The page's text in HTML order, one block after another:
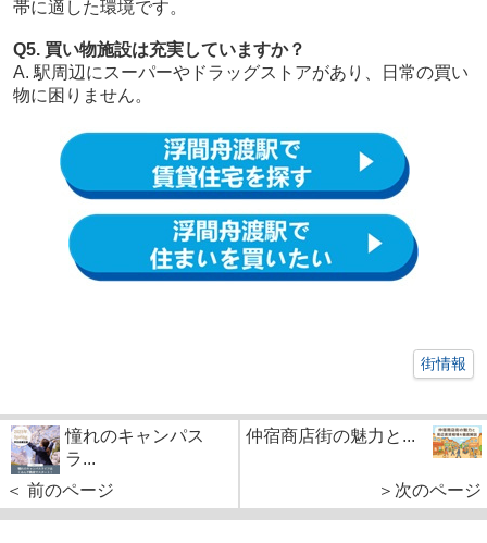
帯に適した環境です。
Q5. 買い物施設は充実していますか？
A. 駅周辺にスーパーやドラッグストアがあり、日常の買い
物に困りません。
街情報
憧れのキャンパス
ラ...
＜ 前のページ
仲宿商店街の魅力と...
＞次のページ